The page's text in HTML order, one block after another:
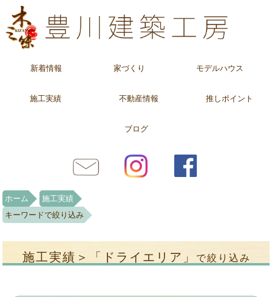
新着情報 家づくり モデルハウス
施工実績 不動産情報 推しポイント
ブログ
ホーム
施工実績
キーワードで絞り込み
施工実績＞「ドライエリア」 で絞り込み